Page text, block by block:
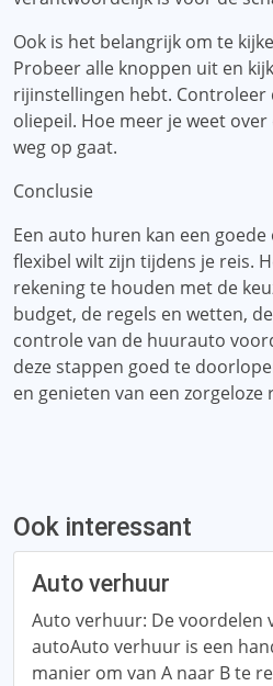
Ook is het belangrijk om te
Probeer alle knoppen uit en
rijinstellingen hebt. Controleer
oliepeil. Hoe meer je weet
weg op gaat.
Conclusie
Een auto huren kan een
flexibel wilt zijn tijdens je reis.
rekening te houden met de
budget, de regels en wetten,
controle van de huurauto
deze stappen goed te
en genieten van een zorgeloze
Ook interessant
Auto verhuur
Auto verhuur: De voordelen
autoAuto verhuur is een
manier om van A naar B te